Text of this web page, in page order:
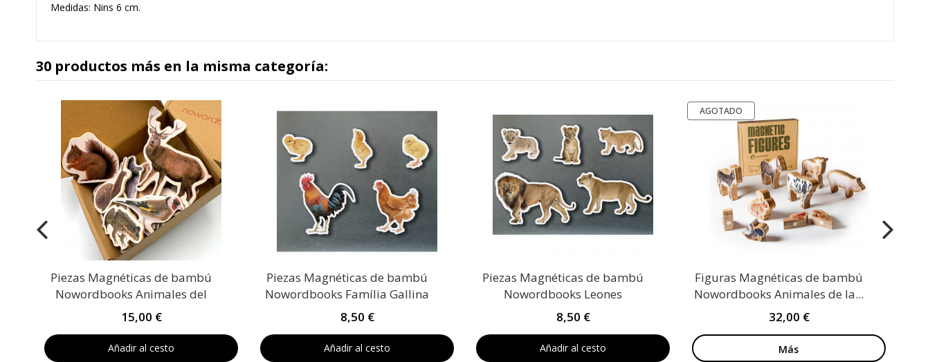
Medidas: Nins 6 cm.
30 productos más en la misma categoría:
Piezas Magnéticas de bambú
Nowordbooks Animales del
bosque
15,00 €
Añadir al cesto
Piezas Magnéticas de bambú
Nowordbooks Família Gallina
8,50 €
Añadir al cesto
Piezas Magnéticas de bambú
Nowordbooks Leones
8,50 €
Añadir al cesto
AGOTADO
Figuras Magnéticas de bambú
Nowordbooks Animales de la...
32,00 €
Más